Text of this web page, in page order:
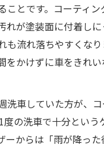
ことです。コーティ
れが塗装面に付着し
も流れ落ちやすくな
をかけずに車をきれ
洗車していた方が、
の洗車で十分という
ーからは「雨が降っ